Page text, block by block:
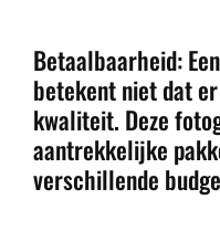
Betaalbaarheid:
betekent niet dat
kwaliteit. Deze
aantrekkelijke
verschillende